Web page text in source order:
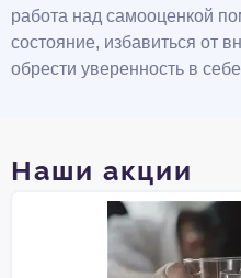
работа над самооценкой
состояние, избавиться от
обрести уверенность в
Наши акции